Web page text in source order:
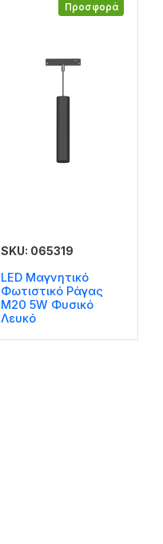
Προσφορά
SKU: 065319
LED Μαγνητικό
Φωτιστικό Ράγας
M20 5W Φυσικό
Λευκό